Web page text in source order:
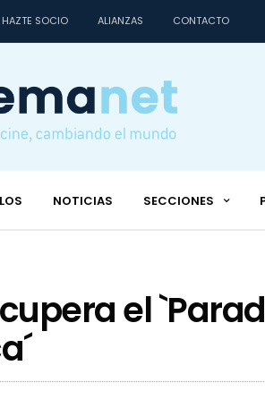
HAZTE SOCIO ALIANZAS CONTACTO
NOTICIAS SECCIONES
el